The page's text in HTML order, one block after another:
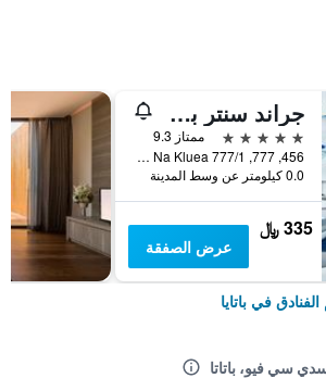
جراند سنتر بوينت باتايا
5 نجوم
ممتاز 9.3
456, 777, 777/1 M.6 Na Kluea, باتايا, تايلاند
0.0 كيلومتر عن وسط المدينة
335 ﷼
عرض الصفقة
في باتايا
سي فيو، باتاتا